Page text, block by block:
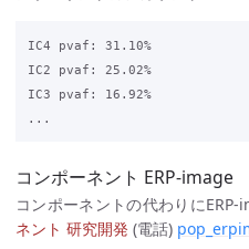
IC4 pvaf: 31.10%
IC2 pvaf: 25.02%
IC3 pvaf: 16.92%
コンポーネント ERP-image
コンポーネントの代わりにERP-
ネント 研究開発 (電話)